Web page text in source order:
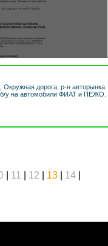
дорога, р-н авторынка
б/у на автомобили ФИАТ и ПЕЖО.
11 12 13| 14|